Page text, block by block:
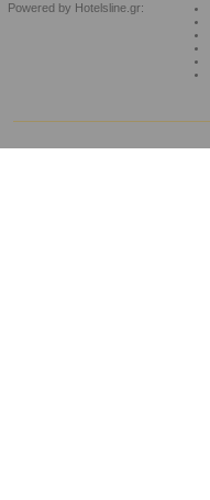
Powered by Hotelsline.gr: